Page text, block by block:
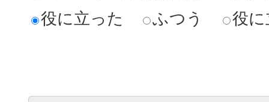
役に立った
ふつう 役